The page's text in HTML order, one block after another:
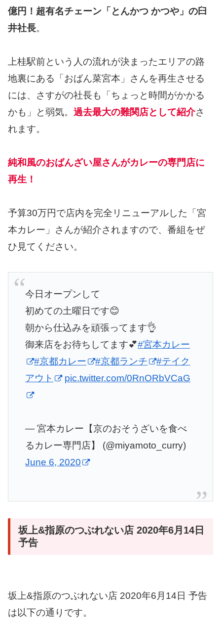
億円！超有名チェーン「とんかつ かつや」の臼
井社長。
上桂駅前という人の流れが決まったエリアの路
地裏にある「おばん菜宮本」さんを再生させる
には、さすがの社長も「ちょっと時間がかかる
かも」と弱気。 過去最大の難関店として紹介さ
れます。
純和風のおばんざい屋さんがカレーの専門店に
再生！
予算30万円で店内を完全リニューアルした「宮
本カレー」さんが紹介されますので、番組をぜ
ひ見てください。
今日オープンして
初めての土曜日です😊
朝から仕込みを頑張ってます👌
御来店をお待ちしてます💕#宮本カレー
#京都カレー
#京都ランチ
#テイク
アウト
pic.twitter.com/0RnORbVCaG
— 宮本カレー【京のおそうざいを食べ
るカレー専門店】 (@miyamoto_curry)
June 6, 2020
坂上&指原のつぶれない店 2020年6月14日
予告
坂上&指原のつぶれない店 2020年6月14日 予告
は以下の通りです。